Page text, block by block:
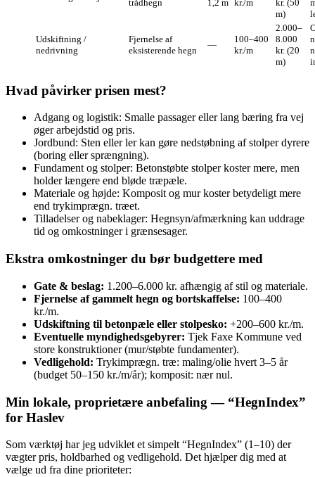
trådhegn 1,2 m kr./m
kr. (50
m)
Udskiftning /
nedrivning
Fjernelse af
eksisterende hegn
—
100–400
kr./m
2.000–
8.000
kr. (20
m)
Hvad påvirker prisen mest?
Adgang og logistik: Smalle passager eller lang bæring fra vej
øger arbejdstid og pris.
Jordbund: Sten eller ler kan gøre nedstøbning af stolper dyrere
(boring eller sprængning).
Fundament og stolper: Betonstøbte stolper koster mere, men
holder længere end bløde træpæle.
Materiale og højde: Komposit og mur koster betydeligt mere
end trykimprægn. træet.
Tilladelser og nabeklager: Hegnsyn/afmærkning kan uddrage
tid og omkostninger i grænsesager.
Ekstra omkostninger du bør budgettere med
Gate & beslag: 1.200–6.000 kr. afhængig af stil og materiale.
Fjernelse af gammelt hegn og bortskaffelse: 100–400
kr./m.
Udskiftning til betonpæle eller stolpesko: +200–600 kr./m.
Eventuelle myndighedsgebyrer: Tjek Faxe Kommune ved
store konstruktioner (mur/støbte fundamenter).
Vedligehold: Trykimprægn. træ: maling/olie hvert 3–5 år
(budget 50–150 kr./m/år); komposit: nær nul.
Min lokale, proprietære anbefaling — “HegnIndex”
for Haslev
Som værktøj har jeg udviklet et simpelt “HegnIndex” (1–10) der
vægter pris, holdbarhed og vedligehold. Det hjælper dig med at
vælge ud fra dine prioriteter: